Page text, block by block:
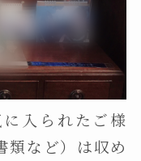
入られたご様
類など）は収め